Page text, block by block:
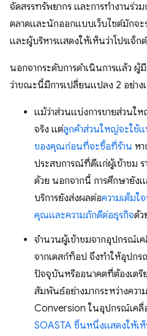
จัดสรรทรัพยากร และการทำงานร่
ตลาดและนักออกแบบเว็บไซต์มักจ
และผู้บริหารแสดงให้เห็นว่าโปรเจ็
นอกจากระดับการดําเนินการแล้ว ผู้
ว่าขณะนี้มีการเปลี่ยนแปลง 2 อย่าง
แม้ว่าส่วนแบ่งการขายส่วนใ
จริง แต่ลูกค้าส่วนใหญ่จะใช้
ของคุณก่อนที่จะซื้อที่ร้าน ห
ประสบการณ์ที่ดีแก่ผู้เข้าชม ร
ด้วย นอกจากนี้ การศึกษายัง
บริการยังส่งผลต่อความเต็มใ
คุณและความภักดีต่อธุรกิจด้ว
จำนวนผู้เข้าชมจากอุปกรณ์เ
จากเดสก์ท็อป จึงทําให้อุปก
ปัจจุบันหรืออนาคตที่ต้องเต
สัมพันธ์อย่างมากระหว่างควา
Conversion ในอุปกรณ์เคลื่
SOASTA ชิ้นหนึ่งแสดงให้เห็